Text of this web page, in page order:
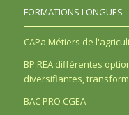
FORMATIONS LONGUES
CAPa Métiers de
BP REA différentes
diversifiantes,
BAC PRO CGEA